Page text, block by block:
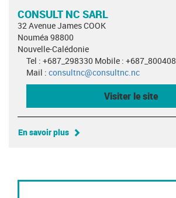
CONSULT NC SARL
32 Avenue James COOK
Nouméa 98800
Nouvelle-Calédonie
Tel : +687_298330 Mobile : +687_800408
Mail : consultnc@consultnc.nc
Visiter le site
En savoir plus